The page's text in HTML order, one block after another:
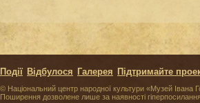
© Національний центр народної культури «Музей Івана
Поширення дозволене лише за наявності
Події Відбулося Галерея Підтримайте